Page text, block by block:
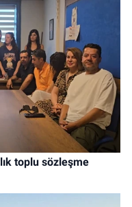
toplu sözleşme